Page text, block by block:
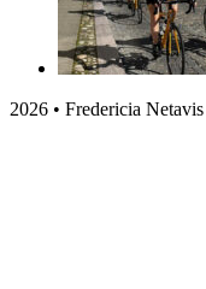
2026 • Fredericia Netavis